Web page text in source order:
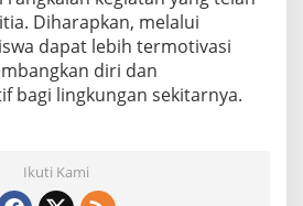
Diharapkan, melalui
dapat lebih termotivasi
diri dan
bagi lingkungan sekitarnya.
Ikuti Kami